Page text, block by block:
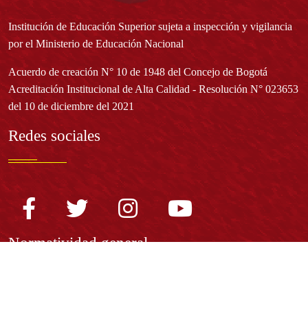
Institución de Educación Superior sujeta a inspección y vigilancia
por el Ministerio de Educación Nacional
Acuerdo de creación N° 10 de 1948 del Concejo de Bogotá
Acreditación Institucional de Alta Calidad - Resolución N° 023653
del 10 de diciembre del 2021
Redes sociales
Normatividad general